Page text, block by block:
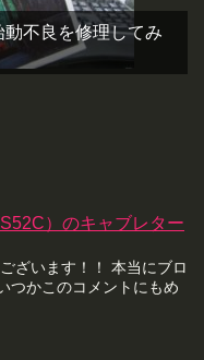
動不良を修理してみ
）のキャブレター
ざいます！！ 本当にブロ
つかこのコメントにもめ